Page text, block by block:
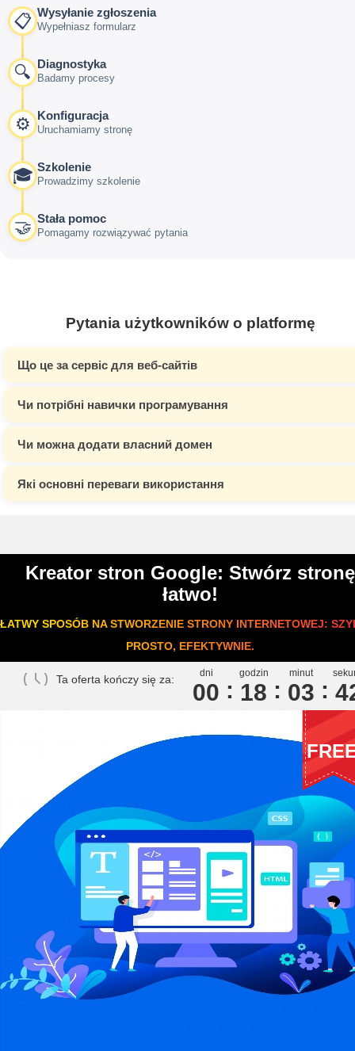
📋 Wysyłanie zgłoszenia
Wypełniasz formularz
🔍 Diagnostyka
Badamy procesy
⚙️ Konfiguracja
Uruchamiamy stronę
🎓 Szkolenie
Prowadzimy szkolenie
🤝 Stała pomoc
Pomagamy rozwiązywać pytania
Pytania użytkowników o platformę
Що це за сервіс для веб-сайтів
Чи потрібні навички програмування
Чи можна додати власний домен
Які основні переваги використання
Kreator stron Google: Stwórz stronę
łatwo!
ŁATWY SPOSÓB NA STWORZENIE STRONY INTERNETOWEJ:
PROSTO, EFEKTYWNIE.
Ta oferta kończy się za: dni
00
godzin
18
minut
03 4